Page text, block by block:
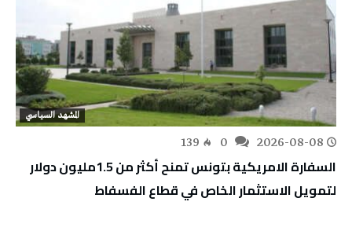
المشهد السياسي
2026-08-08
139
السفارة الامريكية بتونس تمنح أكثر من 1.5مليون دولار
لتمويل الاستثمار الخاص في قطاع الفسفاط